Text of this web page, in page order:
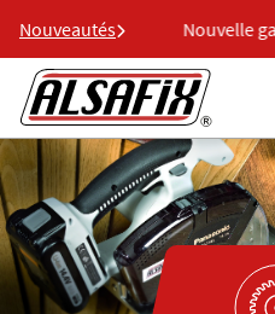
Nouveautés
ALSAFIX Nouvelle